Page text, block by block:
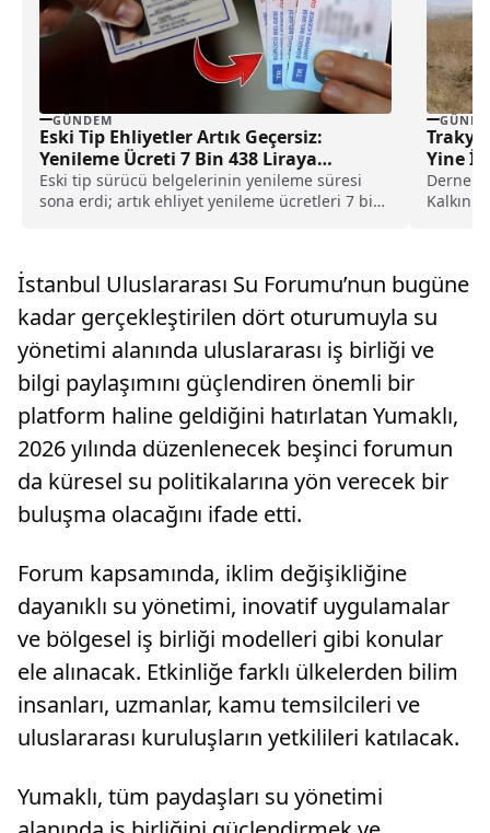
GÜNDEM
Eski Tip Ehliyetler Artık Geçersiz:
Yenileme Ücreti 7 Bin 438 Liraya
Yükseldi
Eski tip sürücü belgelerinin yenileme süresi
sona erdi; artık ehliyet yenileme ücretleri 7 bin
Yine
İstanbul Uluslararası Su Forumu’nun bugüne
kadar gerçekleştirilen dört oturumuyla su
yönetimi alanında uluslararası iş birliği ve
bilgi paylaşımını güçlendiren önemli bir
platform haline geldiğini hatırlatan Yumaklı,
2026 yılında düzenlenecek beşinci forumun
da küresel su politikalarına yön verecek bir
buluşma olacağını ifade etti.
Forum kapsamında, iklim değişikliğine
dayanıklı su yönetimi, inovatif uygulamalar
ve bölgesel iş birliği modelleri gibi konular
ele alınacak. Etkinliğe farklı ülkelerden bilim
insanları, uzmanlar, kamu temsilcileri ve
uluslararası kuruluşların yetkilileri katılacak.
Yumaklı, tüm paydaşları su yönetimi